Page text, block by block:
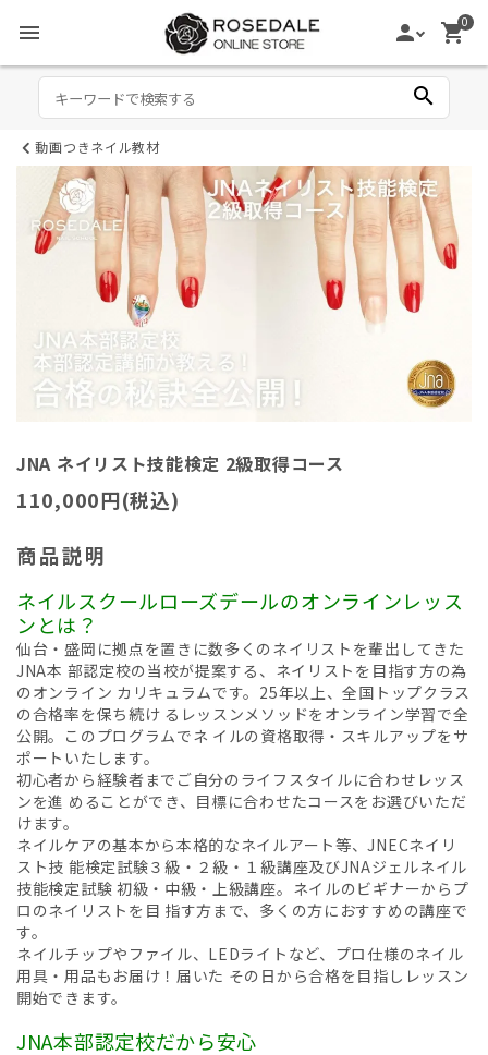
menu person 0
shopping_cart
search
動画つきネイル教材
JNA ネイリスト技能検定 2級取得コース
110,000円(税込)
商品説明
ネイルスクールローズデールのオンラインレッス
ンとは？
仙台・盛岡に拠点を置きに数多くのネイリストを輩出してきた
JNA本 部認定校の当校が提案する、ネイリストを目指す方の為
のオンライン カリキュラムです。25年以上、全国トップクラス
の合格率を保ち続け るレッスンメソッドをオンライン学習で全
公開。このプログラムでネ イルの資格取得・スキルアップをサ
ポートいたします。
初心者から経験者までご自分のライフスタイルに合わせレッス
ンを進 めることができ、目標に合わせたコースをお選びいただ
けます。
ネイルケアの基本から本格的なネイルアート等、JNECネイリ
スト技 能検定試験３級・２級・１級講座及びJNAジェルネイル
技能検定試験 初級・中級・上級講座。ネイルのビギナーからプ
ロのネイリストを目 指す方まで、多くの方におすすめの講座で
す。
ネイルチップやファイル、LEDライトなど、プロ仕様のネイル
用具・用品もお届け！届いた その日から合格を目指しレッスン
開始できます。
JNA本部認定校だから安心